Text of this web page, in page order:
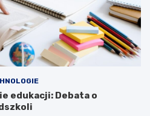
edukacji: Debata o